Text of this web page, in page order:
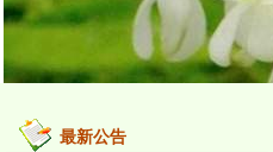
最新公告